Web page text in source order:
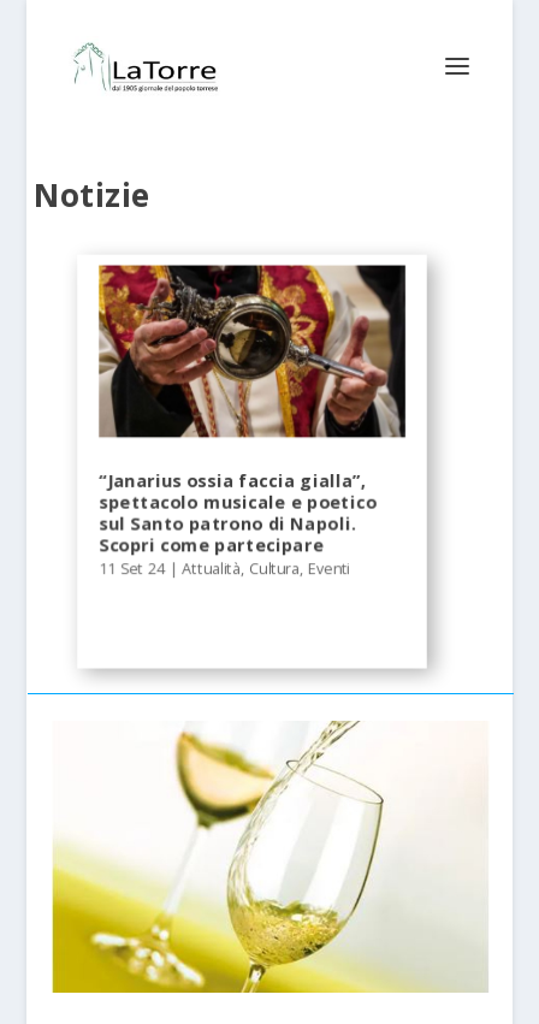
Notizie
“Janarius ossia faccia gialla”,
spettacolo musicale e poetico
sul Santo patrono di Napoli.
Scopri come partecipare
11 Set 24|Attualità, Cultura,Eventi